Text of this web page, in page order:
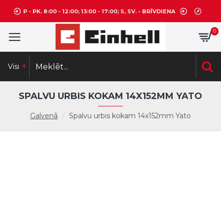
P - PK. 8:00 - 12:00; 13:00 - 17:00; S, SV. - BRĪVDIENA
0
Visi
Galvenā Spalvu urbis kokam 14x152mm Yato
SPALVU URBIS KOKAM 14X152MM YATO